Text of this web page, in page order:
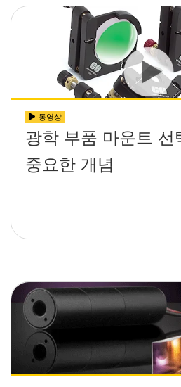
동영상
광학 부품 마운트 선
중요한 개념